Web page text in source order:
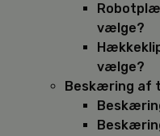
vælge?
vælge?
Beskæring af